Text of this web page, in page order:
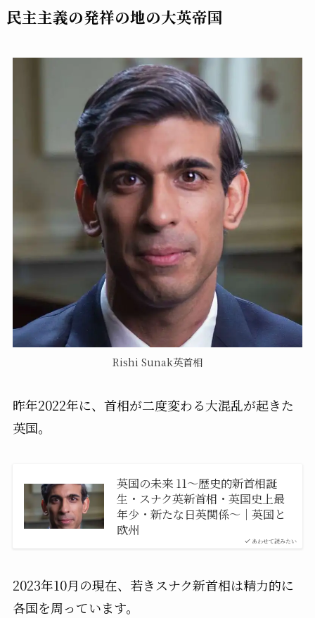
民主主義の発祥の地の大英帝国
Rishi Sunak英首相
昨年2022年に、首相が二度変わる大混乱が起きた
英国。
あわせて読みたい
英国の未来 11〜歴史的新首相誕
生・スナク英新首相・英国史上最
年少・新たな日英関係〜｜英国と
欧州
2023年10月の現在、若きスナク新首相は精力的に
各国を周っています。